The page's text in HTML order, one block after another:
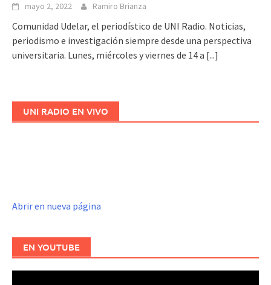
mayo 2, 2022 Ramiro Brianza
Comunidad Udelar, el periodístico de UNI Radio. Noticias,
periodismo e investigación siempre desde una perspectiva
universitaria. Lunes, miércoles y viernes de 14 a [...]
UNI RADIO EN VIVO
Abrir en nueva página
EN YOUTUBE